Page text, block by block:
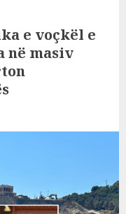
e voçkël e
në masiv